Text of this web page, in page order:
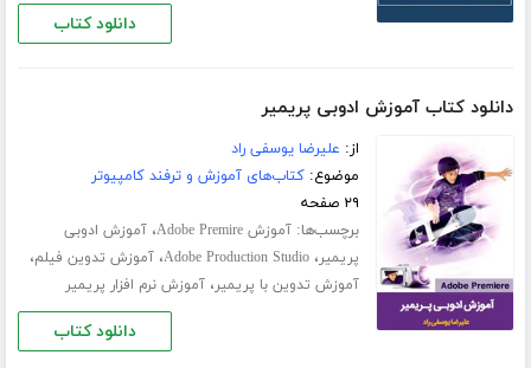
دانلود کتاب
دانلود کتاب آموزش ادوبی پریمیر
از: علیرضا یوسفی راد
موضوع:کتاب‌های آموزش و ترفند کامپیوتر
۲۹ صفحه
برچسب‌ها:آموزش Adobe Premire ،آموزش ادوبی
پریمیر،Adobe Production Studio،آموزش تدوین فیلم،
آموزش تدوین با پریمیر،آموزش نرم افزار پریمیر
دانلود کتاب